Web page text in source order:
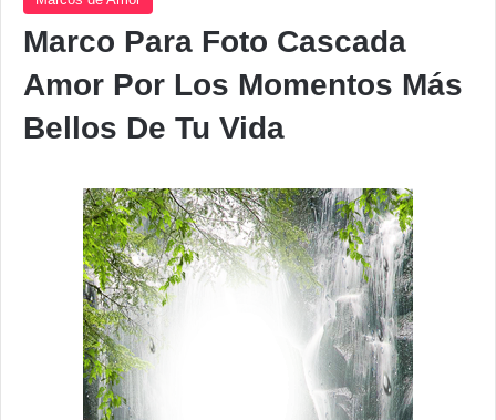
Marco Para Foto Cascada
Amor Por Los Momentos Más
Bellos De Tu Vida